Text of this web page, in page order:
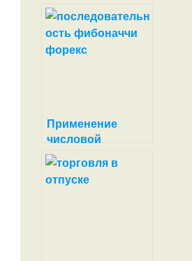
Применение
числовой
последовательно
сти Фибоначчи на
практике